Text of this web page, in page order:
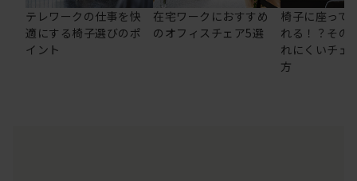
テレワークの仕事を快
適にする椅子選びのポ
イント
在宅ワークにおすすめ
のオフィスチェア5選
椅子に座って
れる！？その
れにくいチェ
方